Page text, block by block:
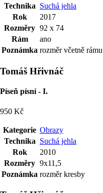
Technika Suchá jehla
Rok
2017
Rozměry 92 x 74
Rám
ano
Poznámka rozměr včetně rámu
Tomáš Hřivnáč
Píseň písní - I.
950 Kč
Kategorie Obrazy
Technika Suchá jehla
Rok
2010
Rozměry 9x11,5
Poznámka rozměr kresby